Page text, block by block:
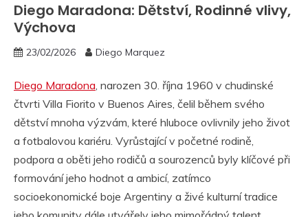
Diego Maradona: Dětství, Rodinné vlivy,
Výchova
23/02/2026 Diego Marquez
Diego Maradona, narozen 30. října 1960 v chudinské
čtvrti Villa Fiorito v Buenos Aires, čelil během svého
dětství mnoha výzvám, které hluboce ovlivnily jeho život
a fotbalovou kariéru. Vyrůstající v početné rodině,
podpora a oběti jeho rodičů a sourozenců byly klíčové při
formování jeho hodnot a ambicí, zatímco
socioekonomické boje Argentiny a živé kulturní tradice